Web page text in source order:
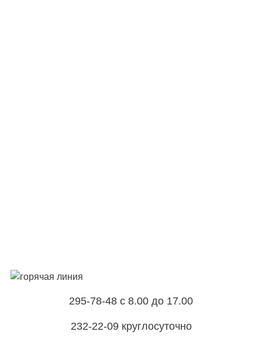
295-78-48 с 8.00 до 17.00
232-22-09 круглосуточно